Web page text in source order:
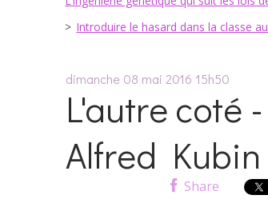
Introduire le hasard dans la classe
dimanche 08 mai 2016 15h50
L'autre coté
Alfred Kubin
Share